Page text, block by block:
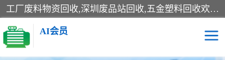
工厂废料物资回收,深圳废品站回收,五金塑料回收欢迎有金属、塑料、电子、电线、废旧设备、废铜、锡渣、线路板、镀银废料、废IC、电子零件、电子脚，等其他废旧物资的单位及个人联系洽谈。对提供息者我们可以提供优厚的业务提成（佣金）。
AI会员